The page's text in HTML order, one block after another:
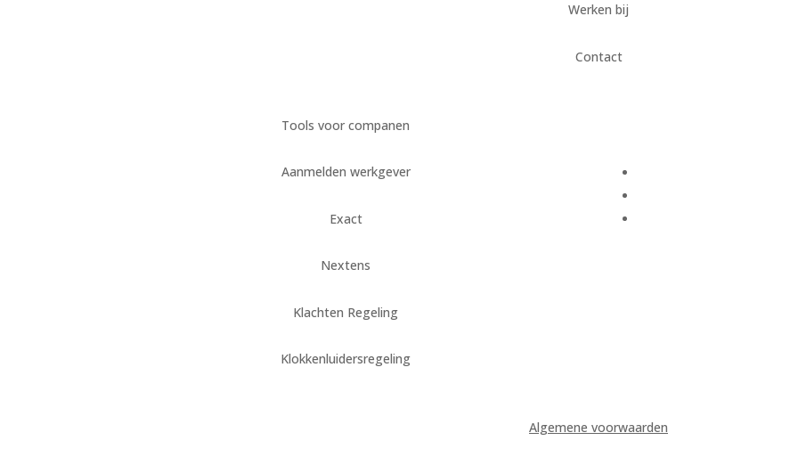
Werken bij
Contact
Tools voor companen
Aanmelden werkgever
Exact
Nextens
Klachten Regeling
Klokkenluidersregeling
Algemene voorwaarden